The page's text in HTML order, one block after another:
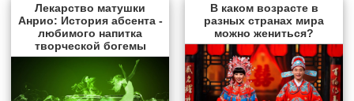
Лекарство матушки
Анрио: История абсента -
любимого напитка
творческой богемы
В каком возрасте в
разных странах мира
можно жениться?